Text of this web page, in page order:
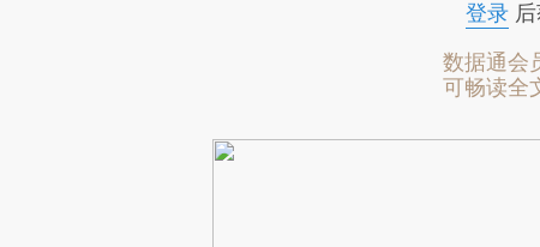
登录后
数据通会
可畅读全